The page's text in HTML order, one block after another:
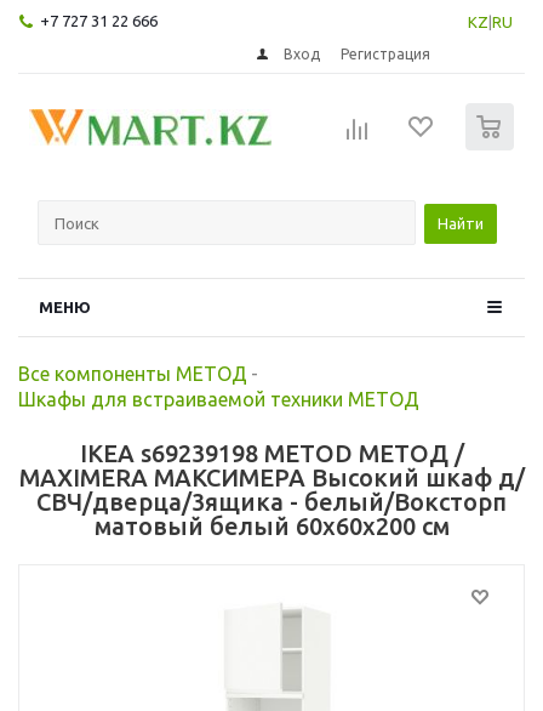
+7 727 31 22 666 KZ RU
Вход Регистрация
Найти
МЕНЮ
Все компоненты МЕТОД -
Шкафы для встраиваемой техники МЕТОД
IKEA s69239198 METOD МЕТОД /
MAXIMERA МАКСИМЕРА Высокий шкаф д/
СВЧ/дверца/3ящика - белый/Воксторп
матовый белый 60x60x200 см